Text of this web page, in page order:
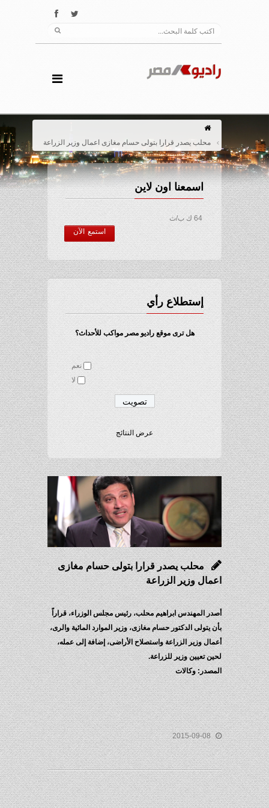
محلب يصدر قرارا بتولى حسام مغازى اعمال وزير الزراعة
اسمعنا اون لاين
64 ك ب/ث
استمع الآن
إستطلاع رأي
هل ترى موقع راديو مصر مواكب للأحداث؟
نعم
لا
عرض النتائج
محلب يصدر قرارا بتولى حسام مغازى
اعمال وزير الزراعة
أصدر المهندس ابراهيم محلب، رئيس مجلس الوزراء، قراراً
بأن يتولى الدكتور حسام مغازى، وزير الموارد المائية والرى،
أعمال وزير الزراعة واستصلاح الأراضى، إضافة إلى عمله،
لحين تعيين وزير للزراعة.
المصدر: وكالات
2015-09-08